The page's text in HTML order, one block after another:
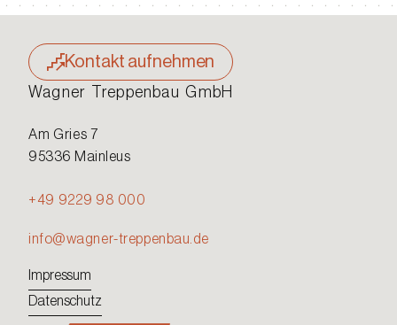
Kontakt aufnehmen
Wagner Treppenbau GmbH
Am Gries 7
95336 Mainleus
+49 9229 98 000
info@wagner-treppenbau.de
Impressum
Datenschutz